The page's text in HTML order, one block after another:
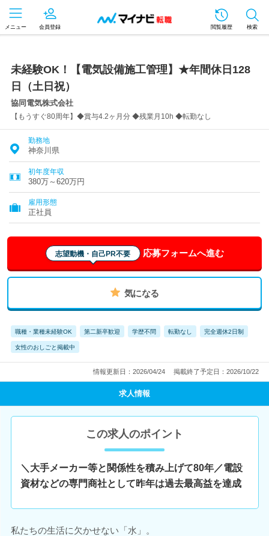
メニュー 会員登録 閲覧履歴 検索
未経験OK！【電気設備施工管理】★年間休日128
日（土日祝）
協同電気株式会社
【もうすぐ80周年】◆賞与4.2ヶ月分 ◆残業月10h ◆転勤なし
勤務地
神奈川県
初年度年収
380万～620万円
雇用形態
正社員
志望動機・自己PR不要 応募フォームへ進む
気になる
職種・業種未経験OK 第二新卒歓迎 学歴不問 転勤なし 完全週休2日制
女性のおしごと掲載中
情報更新日：2026/04/24 掲載終了予定日：2026/10/22
求人情報
この求人のポイント
＼大手メーカー等と関係性を積み上げて80年／電設
資材などの専門商社として昨年は過去最高益を達成
私たちの生活に欠かせない「水」。